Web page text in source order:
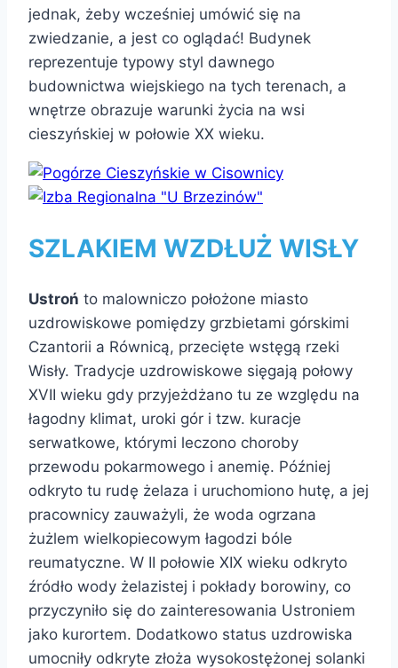
jednak, żeby wcześniej umówić się na
zwiedzanie, a jest co oglądać! Budynek
reprezentuje typowy styl dawnego
budownictwa wiejskiego na tych terenach, a
wnętrze obrazuje warunki życia na wsi
cieszyńskiej w połowie XX wieku.
SZLAKIEM WZDŁUŻ WISŁY
Ustroń to malowniczo położone miasto
uzdrowiskowe pomiędzy grzbietami górskimi
Czantorii a Równicą, przecięte wstęgą rzeki
Wisły. Tradycje uzdrowiskowe sięgają połowy
XVII wieku gdy przyjeżdżano tu ze względu na
łagodny klimat, uroki gór i tzw. kuracje
serwatkowe, którymi leczono choroby
przewodu pokarmowego i anemię. Później
odkryto tu rudę żelaza i uruchomiono hutę, a jej
pracownicy zauważyli, że woda ogrzana
żużlem wielkopiecowym łagodzi bóle
reumatyczne. W II połowie XIX wieku odkryto
źródło wody żelazistej i pokłady borowiny, co
przyczyniło się do zainteresowania Ustroniem
jako kurortem. Dodatkowo status uzdrowiska
umocniły odkryte złoża wysokostężonej solanki